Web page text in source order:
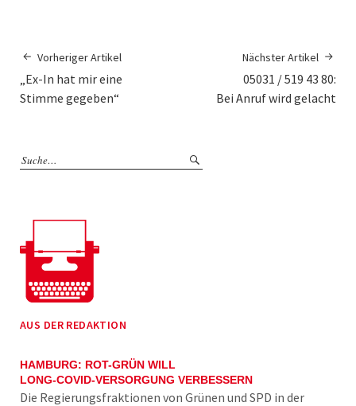
Vorheriger Artikel
„Ex-In hat mir eine
Stimme gegeben“
Nächster Artikel
05031 / 519 43 80:
Bei Anruf wird gelacht
AUS DER REDAKTION
HAMBURG: ROT-GRÜN WILL
LONG-COVID-VERSORGUNG VERBESSERN
Die Regierungsfraktionen von Grünen und SPD in der